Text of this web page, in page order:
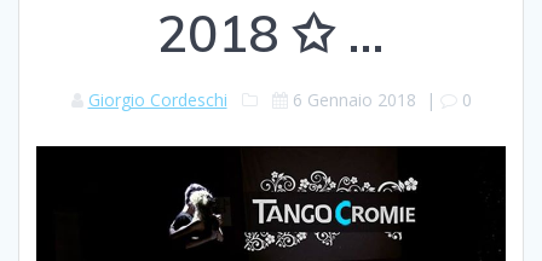
2018 ✩ …
Giorgio Cordeschi 6 Gennaio 2018 | 0